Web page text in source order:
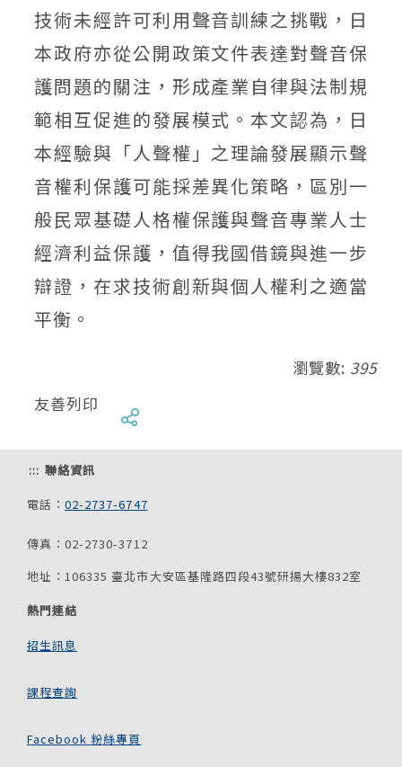
技術未經許可利用聲音訓練之挑戰，日
本政府亦從公開政策文件表達對聲音保
護問題的關注，形成產業自律與法制規
範相互促進的發展模式。本文認為，日
本經驗與「人聲權」之理論發展顯示聲
音權利保護可能採差異化策略，區別一
般民眾基礎人格權保護與聲音專業人士
經濟利益保護，值得我國借鏡與進一步
辯證，在求技術創新與個人權利之適當
平衡。
瀏覽數: 395
友善列印
::: 聯絡資訊
電話：02-2737-6747
傳真：02-2730-3712
地址：106335 臺北市大安區基隆路四段43號研揚大樓832室
熱門連結
招生訊息
課程查詢
Facebook 粉絲專頁